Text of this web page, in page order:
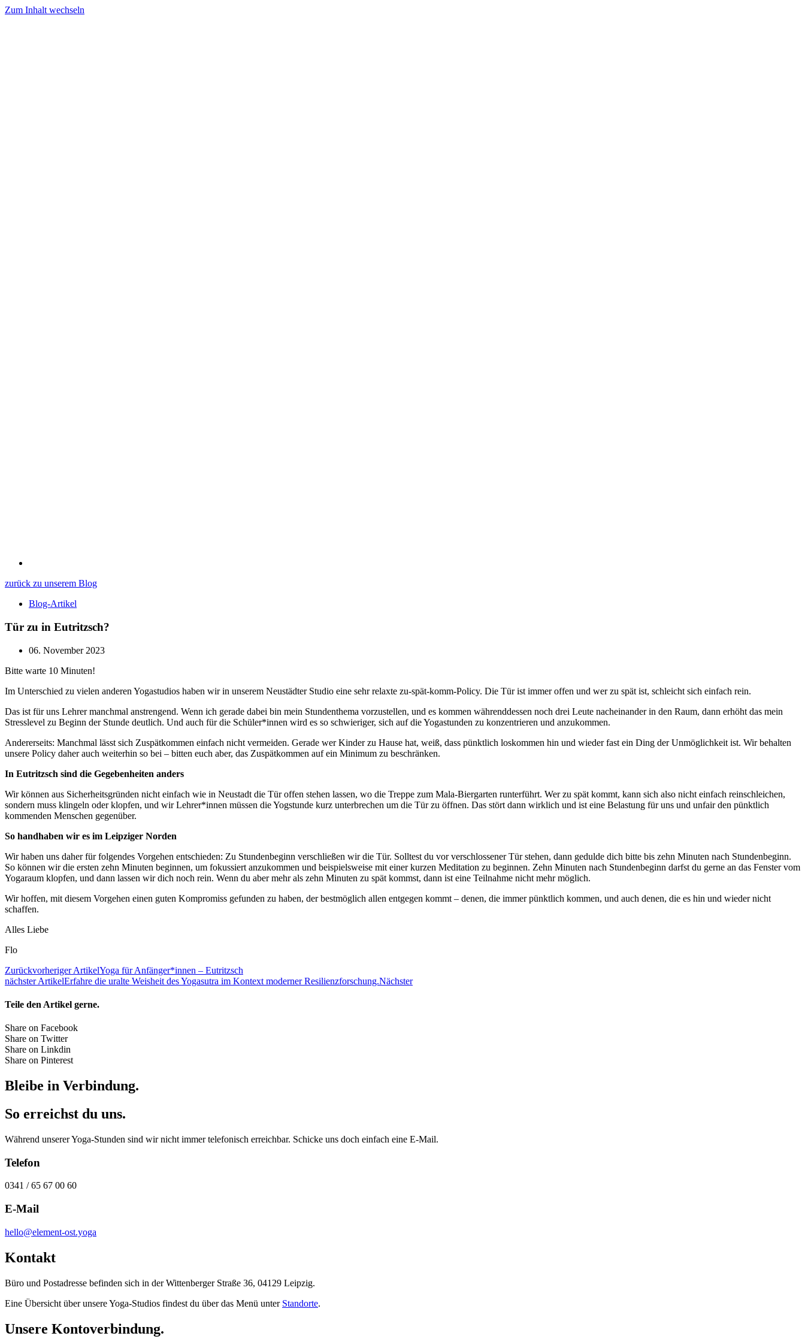
Zum Inhalt wechseln
zurück zu unserem Blog
Blog-Artikel
Tür zu in Eutritzsch?
06. November 2023
Bitte warte 10 Minuten!
Im Unterschied zu vielen anderen Yogastudios haben wir in unserem Neustädter Studio eine sehr relaxte zu-spät-komm-Policy. Die Tür ist immer offen und wer zu spät ist, schleicht sich einfach rein.
Das ist für uns Lehrer manchmal anstrengend. Wenn ich gerade dabei bin mein Stundenthema vorzustellen, und es kommen währenddessen noch drei Leute nacheinander in den Raum, dann erhöht das mein
Stresslevel zu Beginn der Stunde deutlich. Und auch für die Schüler*innen wird es so schwieriger, sich auf die Yogastunden zu konzentrieren und anzukommen.
Andererseits: Manchmal lässt sich Zuspätkommen einfach nicht vermeiden. Gerade wer Kinder zu Hause hat, weiß, dass pünktlich loskommen hin und wieder fast ein Ding der Unmöglichkeit ist. Wir behalten
unsere Policy daher auch weiterhin so bei – bitten euch aber, das Zuspätkommen auf ein Minimum zu beschränken.
In Eutritzsch sind die Gegebenheiten anders
Wir können aus Sicherheitsgründen nicht einfach wie in Neustadt die Tür offen stehen lassen, wo die Treppe zum Mala-Biergarten runterführt. Wer zu spät kommt, kann sich also nicht einfach reinschleichen,
sondern muss klingeln oder klopfen, und wir Lehrer*innen müssen die Yogstunde kurz unterbrechen um die Tür zu öffnen. Das stört dann wirklich und ist eine Belastung für uns und unfair den pünktlich
kommenden Menschen gegenüber.
So handhaben wir es im Leipziger Norden
Wir haben uns daher für folgendes Vorgehen entschieden: Zu Stundenbeginn verschließen wir die Tür. Solltest du vor verschlossener Tür stehen, dann gedulde dich bitte bis zehn Minuten nach Stundenbeginn.
So können wir die ersten zehn Minuten beginnen, um fokussiert anzukommen und beispielsweise mit einer kurzen Meditation zu beginnen. Zehn Minuten nach Stundenbeginn darfst du gerne an das Fenster vom
Yogaraum klopfen, und dann lassen wir dich noch rein. Wenn du aber mehr als zehn Minuten zu spät kommst, dann ist eine Teilnahme nicht mehr möglich.
Wir hoffen, mit diesem Vorgehen einen guten Kompromiss gefunden zu haben, der bestmöglich allen entgegen kommt – denen, die immer pünktlich kommen, und auch denen, die es hin und wieder nicht
schaffen.
Alles Liebe
Flo
Zurückvorheriger ArtikelYoga für Anfänger*innen – Eutritzsch
nächster ArtikelErfahre die uralte Weisheit des Yogasutra im Kontext moderner Resilienzforschung.Nächster
Teile den Artikel gerne.
Share on Facebook
Share on Twitter
Share on Linkdin
Share on Pinterest
Bleibe in Verbindung.
So erreichst du uns.
Während unserer Yoga-Stunden sind wir nicht immer telefonisch erreichbar. Schicke uns doch einfach eine E-Mail.
Telefon
0341 / 65 67 00 60
E-Mail
hello@element-ost.yoga
Kontakt
Büro und Postadresse befinden sich in der Wittenberger Straße 36, 04129 Leipzig.
Eine Übersicht über unsere Yoga-Studios findest du über das Menü unter Standorte.
Unsere Kontoverbindung.